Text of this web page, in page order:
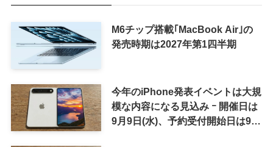
M6チップ搭載｢MacBook Air｣の
発売時期は2027年第1四半期
今年のiPhone発表イベントは大規
模な内容になる見込み ｰ 開催日は
9月9日(水)、予約受付開始日は9月